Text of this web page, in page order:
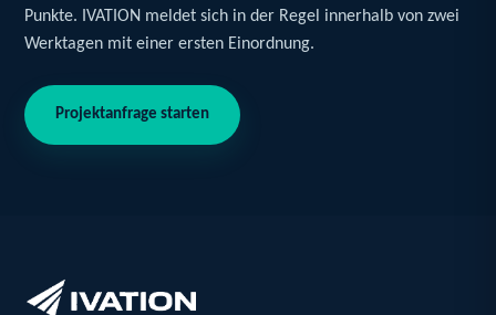
Punkte. IVATION meldet sich in der Regel innerhalb von zwei
Werktagen mit einer ersten Einordnung.
Projektanfrage starten